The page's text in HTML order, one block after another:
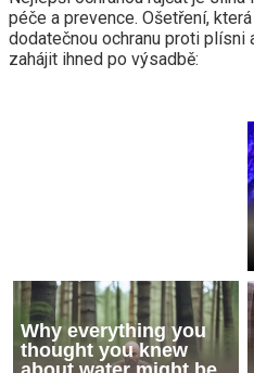
péče a prevence. Ošetření,
dodatečnou ochranu proti plísni
zahájit ihned po výsadbě: